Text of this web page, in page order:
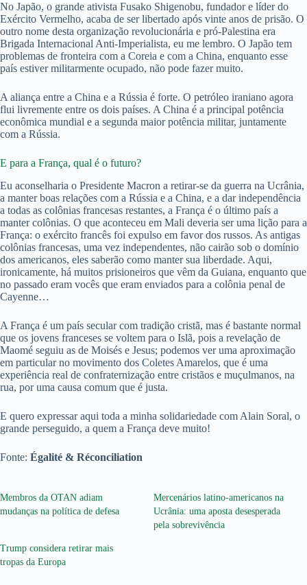
No Japão, o grande ativista Fusako Shigenobu, fundador e líder do
Exército Vermelho, acaba de ser libertado após vinte anos de prisão. O
outro nome desta organização revolucionária e pró-Palestina era
Brigada Internacional Anti-Imperialista, eu me lembro. O Japão tem
problemas de fronteira com a Coreia e com a China, enquanto esse
país estiver militarmente ocupado, não pode fazer muito.
A aliança entre a China e a Rússia é forte. O petróleo iraniano agora
flui livremente entre os dois países. A China é a principal potência
econômica mundial e a segunda maior potência militar, juntamente
com a Rússia.
E para a França, qual é o futuro?
Eu aconselharia o Presidente Macron a retirar-se da guerra na Ucrânia,
a manter boas relações com a Rússia e a China, e a dar independência
a todas as colônias francesas restantes, a França é o último país a
manter colônias. O que aconteceu em Mali deveria ser uma lição para a
França: o exército francês foi expulso em favor dos russos. As antigas
colônias francesas, uma vez independentes, não cairão sob o domínio
dos americanos, eles saberão como manter sua liberdade. Aqui,
ironicamente, há muitos prisioneiros que vêm da Guiana, enquanto que
no passado eram vocês que eram enviados para a colônia penal de
Cayenne…
A França é um país secular com tradição cristã, mas é bastante normal
que os jovens franceses se voltem para o Islã, pois a revelação de
Maomé seguiu as de Moisés e Jesus; podemos ver uma aproximação
em particular no movimento dos Coletes Amarelos, que é uma
experiência real de confraternização entre cristãos e muçulmanos, na
rua, por uma causa comum que é justa.
E quero expressar aqui toda a minha solidariedade com Alain Soral, o
grande perseguido, a quem a França deve muito!
Fonte: Égalité & Réconciliation
Membros da OTAN adiam
mudanças na política de defesa
Mercenários latino-americanos na
Ucrânia: uma aposta desesperada
pela sobrevivência
Trump considera retirar mais
tropas da Europa